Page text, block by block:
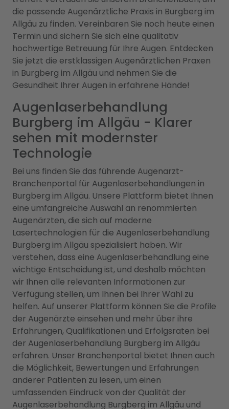
die passende Augenärztliche Praxis in Burgberg im
Allgäu zu finden. Vereinbaren Sie noch heute einen
Termin und sichern Sie sich eine qualitativ
hochwertige Betreuung für Ihre Augen. Entdecken
Sie jetzt die erstklassigen Augenärztlichen Praxen
in Burgberg im Allgäu und nehmen Sie die
Gesundheit Ihrer Augen in erfahrene Hände!
Augenlaserbehandlung
Burgberg im Allgäu - Klarer
sehen mit modernster
Technologie
Bei uns finden Sie das führende Augenarzt-
Branchenportal für Augenlaserbehandlungen in
Burgberg im Allgäu. Unsere Plattform bietet Ihnen
eine umfangreiche Auswahl an renommierten
Augenärzten, die sich auf moderne
Lasertechnologien für die Augenlaserbehandlung
Burgberg im Allgäu spezialisiert haben. Wir
verstehen, dass eine Augenlaserbehandlung eine
wichtige Entscheidung ist, und deshalb möchten
wir Ihnen alle relevanten Informationen zur
Verfügung stellen, um Ihnen bei Ihrer Wahl zu
helfen. Auf unserer Plattform können Sie die Profile
der Augenärzte einsehen und mehr über ihre
Erfahrungen, Qualifikationen und Erfolgsraten bei
der Augenlaserbehandlung Burgberg im Allgäu
erfahren. Unser Branchenportal bietet Ihnen auch
die Möglichkeit, Bewertungen und Erfahrungen
anderer Patienten zu lesen, um einen
umfassenden Eindruck von der Qualität der
Augenlaserbehandlung Burgberg im Allgäu und